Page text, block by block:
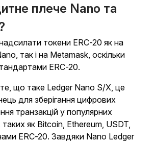
плече Nano та
токени ERC-20 як на
так і на Metamask, оскільки
ERC-20.
що таке Ledger Nano S/X, це
для зберігання цифрових
транзакцій у популярних
як Bitcoin, Ethereum, USDT,
ERC-20. Завдяки Nano Ledger